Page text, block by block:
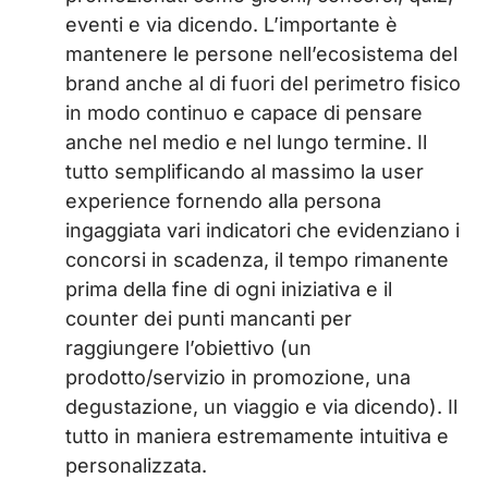
eventi e via dicendo. L’importante è
mantenere le persone nell’ecosistema del
brand anche al di fuori del perimetro fisico
in modo continuo e capace di pensare
anche nel medio e nel lungo termine. Il
tutto semplificando al massimo la user
experience fornendo alla persona
ingaggiata vari indicatori che evidenziano i
concorsi in scadenza, il tempo rimanente
prima della fine di ogni iniziativa e il
counter dei punti mancanti per
raggiungere l’obiettivo (un
prodotto/servizio in promozione, una
degustazione, un viaggio e via dicendo). Il
tutto in maniera estremamente intuitiva e
personalizzata.